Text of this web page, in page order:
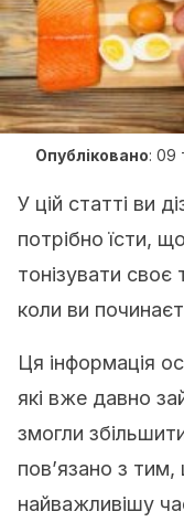
Опубліковано: 09
У цій статті ви
потрібно їсти,
тонізувати своє
коли ви
Ця інформація
які вже давно
змогли
пов’язано з
найважливішу